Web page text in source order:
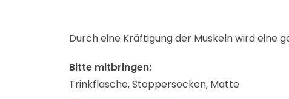
Durch eine Kräftigung der Muskeln wird eine
Bitte mitbringen:
Trinkflasche, Stoppersocken, Matte